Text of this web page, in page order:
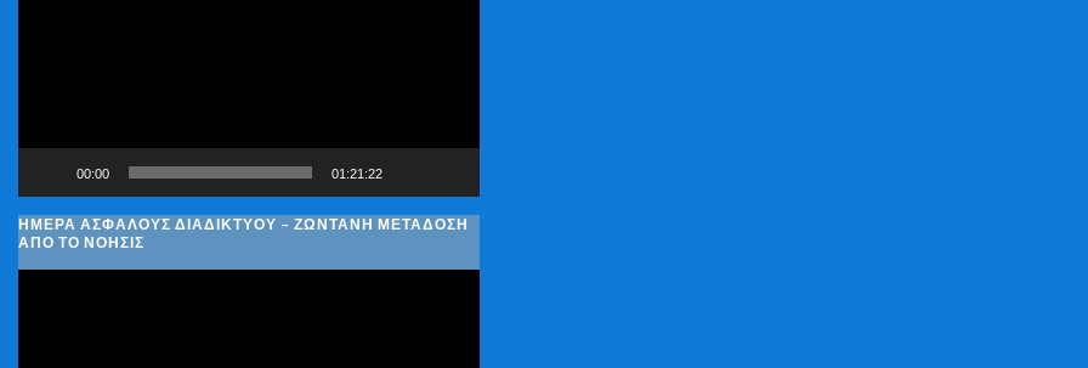
00:00 01:21:22
ΗΜΈΡΑ ΑΣΦΑΛΟΎΣ ΔΙΑΔΙΚΤΎΟΥ – ΖΩΝΤΑΝΉ ΜΕΤΆΔΟΣΗ
ΑΠΌ ΤΟ ΝΟΗΣΙΣ